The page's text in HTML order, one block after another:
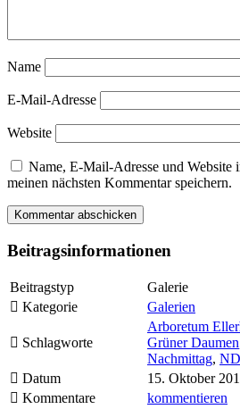
Name
E-Mail-Adresse
Website
Name, E-Mail-Adresse und Website
meinen nächsten Kommentar speichern.
Beitragsinformationen
Beitragstyp
Galerie
Kategorie
Galerien
Schlagworte
Arboretum
Grüner Daumen
Nachmittag,
Datum
15. Oktober
Kommentare
kommentieren